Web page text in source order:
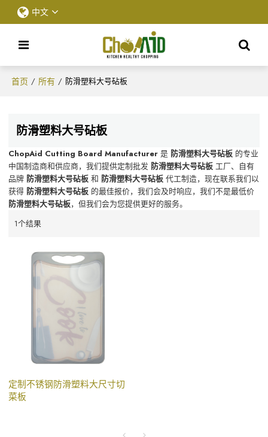
中文
首页 / 所有 / 防滑塑料大号砧板
防滑塑料大号砧板
ChopAid Cutting Board Manufacturer 是 防滑塑料大号砧板 的专业
中国制造商和供应商，我们提供定制批发 防滑塑料大号砧板 工厂、自有
品牌 防滑塑料大号砧板 和 防滑塑料大号砧板 代工制造，现在联系我们以
获得 防滑塑料大号砧板 的最佳报价，我们会及时响应，我们不是最低价
防滑塑料大号砧板，但我们会为您提供更好的服务。
1个结果
定制不锈钢防滑塑料大尺寸切
菜板